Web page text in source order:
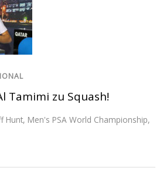
Tamimi zu Squash!
Hunt, Men's PSA World Championship,